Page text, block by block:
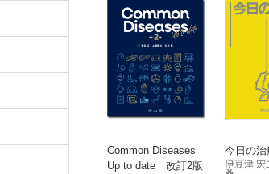
極早期緑内障の所見が
長期点眼治療での注意点
右眼に視野障害の進行
長期点眼治療での注意
点眼での眼圧が
長期点眼治療での注意
長期点眼治療での注意
Common Diseases
Up to date 改訂2版
今日の治
伊豆津 宏